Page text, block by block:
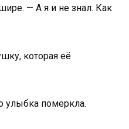
— А я и не знал. Как
которая её
улыбка померкла.